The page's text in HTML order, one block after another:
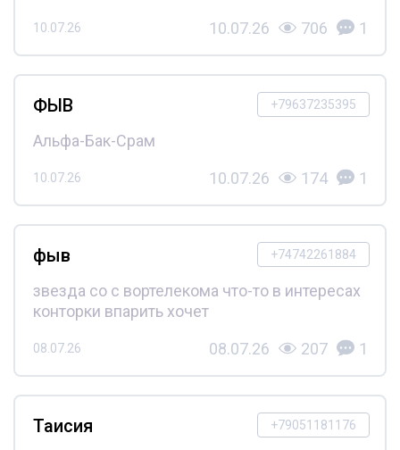
10.07.26 10.07.26 706 1
+79637235395
ФЫВ
Альфа-Бак-Срам
10.07.26 10.07.26 174 1
+74742261884
фыв
звезда со с вортелекома что-то в интересах
конторки впарить хочет
08.07.26 08.07.26 207 1
+79051181176
Таисия